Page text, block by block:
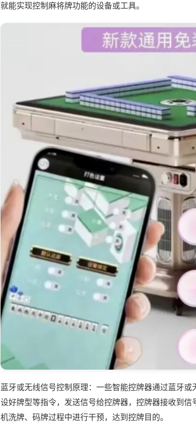
就能实现控制麻将牌功能的设备或工具。
蓝牙或无线信号控制原理：一些智能控牌器通过蓝牙
设好牌型等指令，发送信号给控牌器，控牌器接收到
机洗牌、码牌过程中进行干预，达到控牌目的。